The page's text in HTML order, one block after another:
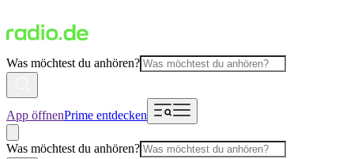
Was möchtest du anhören?
App öffnenPrime entdecken
Was möchtest du anhören?